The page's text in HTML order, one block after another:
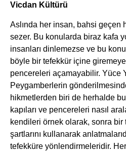
Vicdan Kültürü
Aslında her insan, bahsi geçen
sezer. Bu konularda biraz kafa
insanları dinlemezse ve bu
böyle bir tefekkür içine
pencereleri açamayabilir. Yüce
Peygamberlerin
hikmetlerden biri de herhalde
kapıları ve pencereleri nasıl
kendileri örnek olarak, sonra
şartlarını kullanarak
tefekküre yönlendirmeleridir.